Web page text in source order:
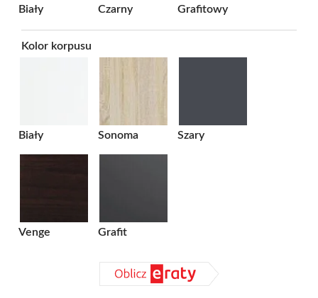
Biały Czarny Grafitowy
Kolor korpusu
Biały Sonoma Szary
Venge Grafit